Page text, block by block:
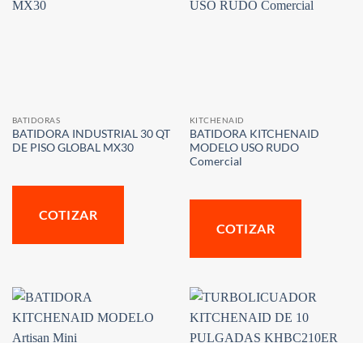
BATIDORAS
BATIDORA INDUSTRIAL 30 QT
DE PISO GLOBAL MX30
COTIZAR
KITCHENAID
BATIDORA KITCHENAID
MODELO USO RUDO
Comercial
COTIZAR